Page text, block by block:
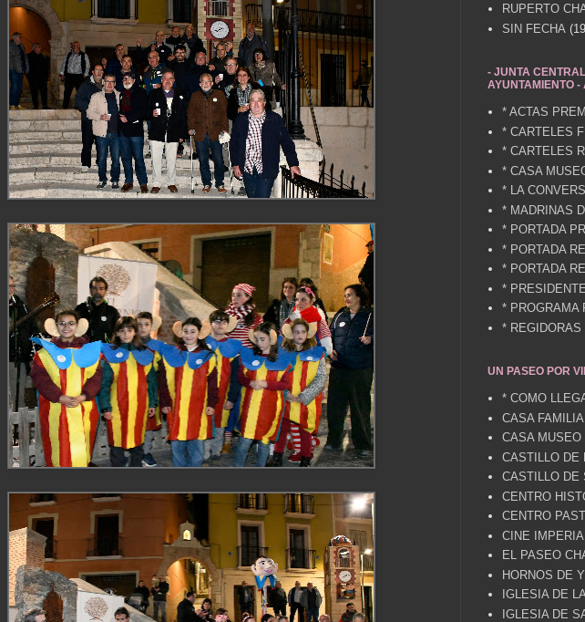
RUPERTO
SIN FECHA
- JUNTA
AYUNTAMIENTO -
* ACTAS
* CARTELES
* CARTELES
* CASA
* LA
* MADRINAS
* PORTADA
* PORTADA
* PORTADA
*
* PROGRAMA
*
UN PASEO POR
* COMO
CASA
CASA
CASTILLO DE
CASTILLO DE
CENTRO
CENTRO
CINE IMPERIAL
EL PASEO
HORNOS DE
IGLESIA DE
IGLESIA DE